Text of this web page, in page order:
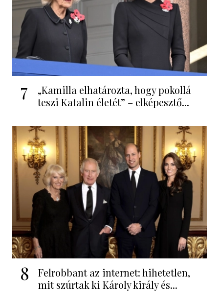
7
„Kamilla elhatározta, hogy pokollá
teszi Katalin életét” – elképesztő...
8
Felrobbant az internet: hihetetlen,
mit szúrtak ki Károly király és...